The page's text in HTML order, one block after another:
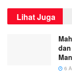
Lihat Juga
6